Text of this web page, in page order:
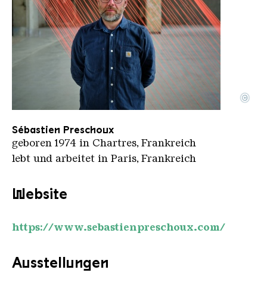
Nicolas Blscak Metamorphosis Sebastien Preschoux
Copyright: Nicolas Blscak
©
Sébastien Preschoux
geboren 1974 in Chartres, Frankreich
lebt und arbeitet in Paris, Frankreich
Website
https://www.sebastienpreschoux.com/
Ausstellungen